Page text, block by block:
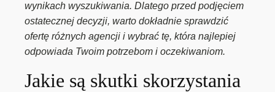
wynikach wyszukiwania. Dlatego przed podjęciem
ostatecznej decyzji, warto dokładnie sprawdzić
ofertę różnych agencji i wybrać tę, która najlepiej
odpowiada Twoim potrzebom i oczekiwaniom.
Jakie są skutki skorzystania